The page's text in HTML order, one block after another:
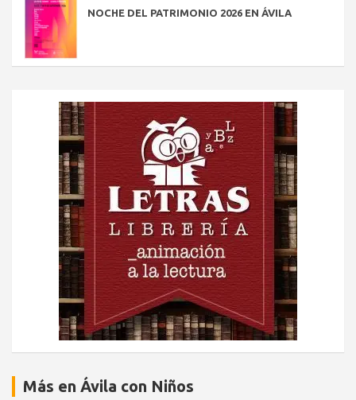
NOCHE DEL PATRIMONIO 2026 EN ÁVILA
Más en Ávila con Niños